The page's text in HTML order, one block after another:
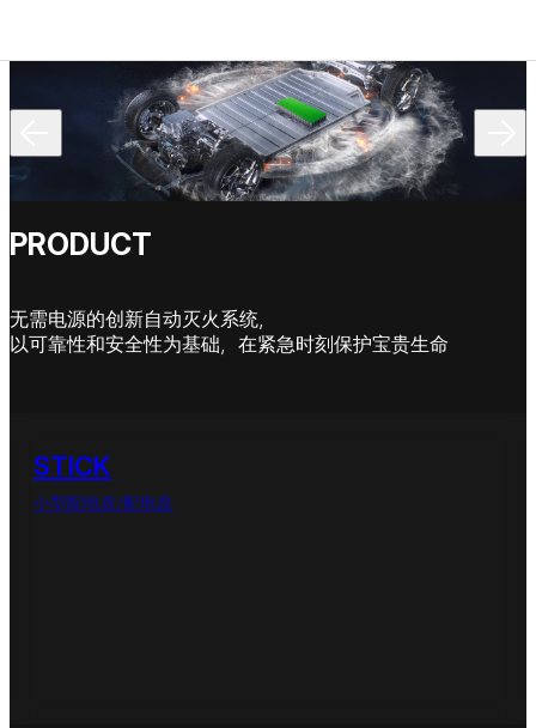
PRODUCT
无需电源的创新自动灭火系统，
以可靠性和安全性为基础，在紧急时刻保护宝贵生命
STICK
小型配电盘/配电盘